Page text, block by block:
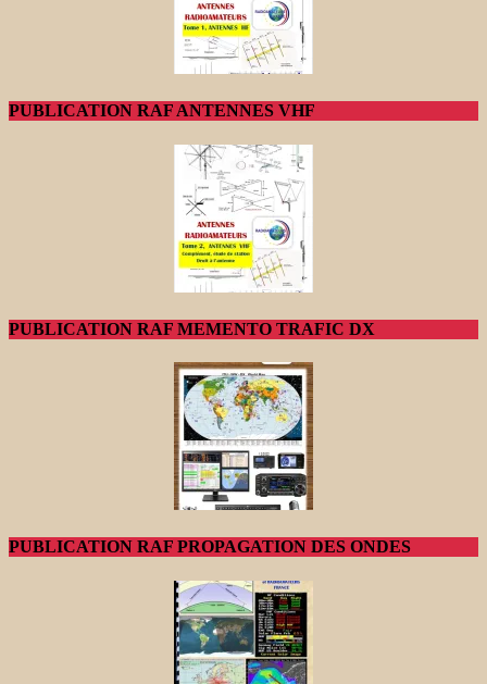
PUBLICATION RAF ANTENNES VHF
PUBLICATION RAF MEMENTO TRAFIC DX
PUBLICATION RAF PROPAGATION DES ONDES